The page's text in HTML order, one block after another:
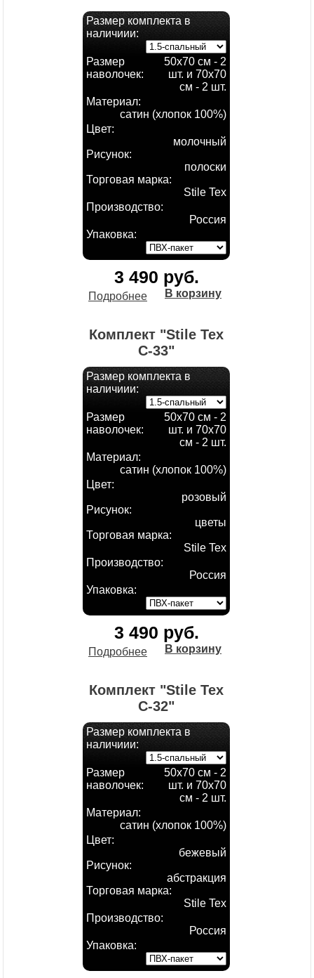
Размер комплекта в
наличиии:
Размер
наволочек:
50х70 см - 2
шт. и 70х70
см - 2 шт.
Материал:
сатин (хлопок 100%)
Цвет:
молочный
Рисунок:
полоски
Торговая марка:
Stile Tex
Производство:
Россия
Упаковка:
3 490 руб.
Подробнее В корзину
Комплект "Stile Tex
С-33"
Размер комплекта в
наличиии:
Размер
наволочек:
50х70 см - 2
шт. и 70х70
см - 2 шт.
Материал:
сатин (хлопок 100%)
Цвет:
розовый
Рисунок:
цветы
Торговая марка:
Stile Tex
Производство:
Россия
Упаковка:
3 490 руб.
Подробнее В корзину
Комплект "Stile Tex
С-32"
Размер комплекта в
наличиии:
Размер
наволочек:
50х70 см - 2
шт. и 70х70
см - 2 шт.
Материал:
сатин (хлопок 100%)
Цвет:
бежевый
Рисунок:
абстракция
Торговая марка:
Stile Tex
Производство:
Россия
Упаковка: